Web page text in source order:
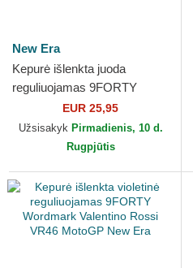
New Era
Kepurė išlenkta juoda
reguliuojamas 9FORTY
Wordmark Valentino Rossi
VR46 MotoGP New Era
EUR 25,95
Užsisakyk Pirmadienis, 10 d.
Rugpjūtis